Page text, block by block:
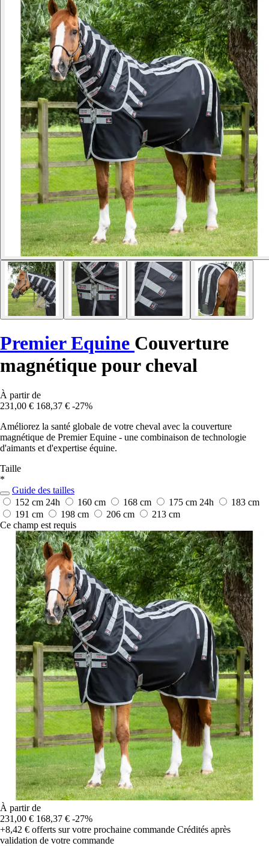
Premier Equine Couverture
magnétique pour cheval
À partir de
231,00 € 168,37 € -27%
Améliorez la santé globale de votre cheval avec la couverture
magnétique de Premier Equine - une combinaison de technologie
d'aimants et d'expertise équine.
Taille
*
Guide des tailles
152 cm 24h 160 cm 168 cm 175 cm 24h
183 cm
191 cm
198 cm 206 cm
213 cm
Ce champ est requis
À partir de
231,00 € 168,37 € -27%
+8,42 € offerts sur votre prochaine commande Crédités après
validation de votre commande